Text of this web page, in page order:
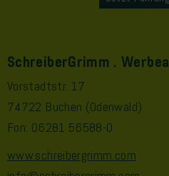
SchreiberGrimm .
Vorstadtstr. 17
74722 Buchen (Odenwald)
Fon: 06281 56588-0
www.schreibergrimm.com